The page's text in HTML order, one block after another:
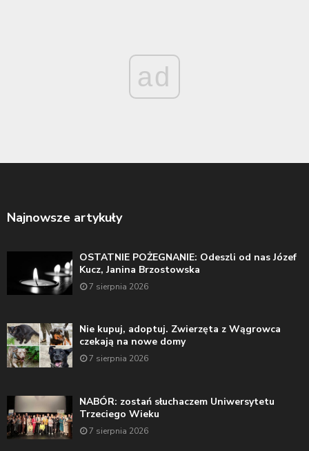
ad
Najnowsze artykuły
OSTATNIE POŻEGNANIE: Odeszli od nas Józef
Kucz, Janina Brzostowska
7 sierpnia 2026
Nie kupuj, adoptuj. Zwierzęta z Wągrowca
czekają na nowe domy
7 sierpnia 2026
NABÓR: zostań słuchaczem Uniwersytetu
Trzeciego Wieku
7 sierpnia 2026